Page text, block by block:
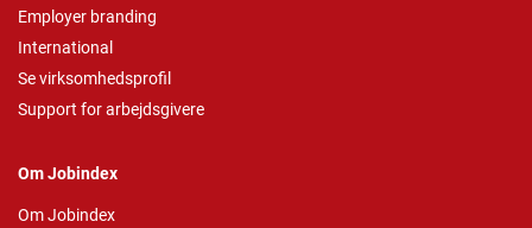
Employer branding
International
Se virksomhedsprofil
Support for arbejdsgivere
Om Jobindex
Om Jobindex